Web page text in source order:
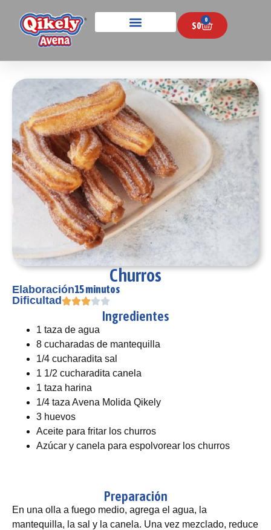
$0
0
Churros
Elaboración15 minutos
Dificultad
Ingredientes
1 taza de agua
8 cucharadas de mantequilla
1/4 cucharadita sal
1 1/2 cucharadita canela
1 taza harina
1/4 taza Avena Molida Qikely
3 huevos
Aceite para fritar los churros
Azúcar y canela para espolvorear los churros
Preparación
En una olla a fuego medio, agrega el agua, la
mantequilla, la sal y la canela. Una vez mezclado, reduce